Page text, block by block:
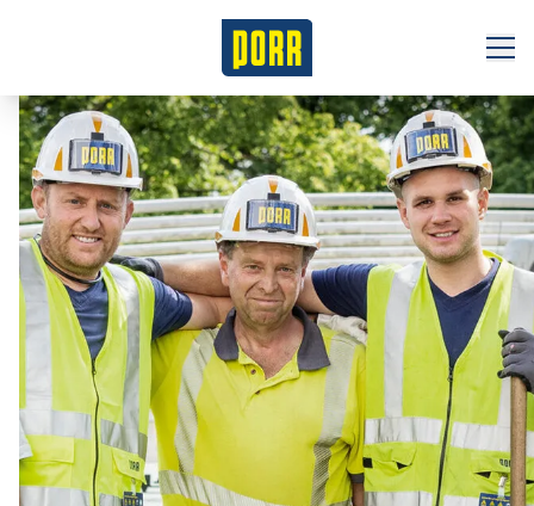
Jobbörse
Initiativbewerbung
Über uns
Benefits
Unsere Verantwortung
Tochterunternehmen
Schüler*innen
Ausbildung